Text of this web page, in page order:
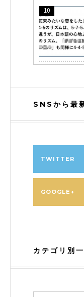
SNSから最
TWITTER
GOOGLE+
カテゴリ別